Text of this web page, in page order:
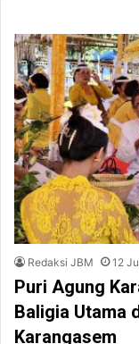
Redaksi JBM 12
Puri Agung
Baligia Utama
Karangasem